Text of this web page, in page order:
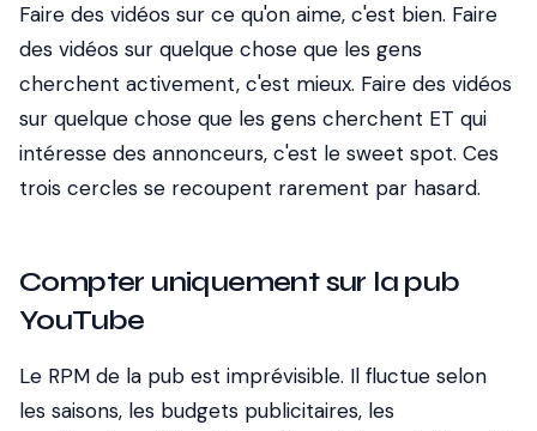
Faire des vidéos sur ce qu'on aime, c'est bien. Faire
des vidéos sur quelque chose que les gens
cherchent activement, c'est mieux. Faire des vidéos
sur quelque chose que les gens cherchent ET qui
intéresse des annonceurs, c'est le sweet spot. Ces
trois cercles se recoupent rarement par hasard.
Compter uniquement sur la pub
YouTube
Le RPM de la pub est imprévisible. Il fluctue selon
les saisons, les budgets publicitaires, les